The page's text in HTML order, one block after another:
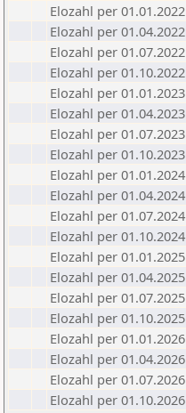
Elozahl per 01.01.2022
Elozahl per 01.04.2022
Elozahl per 01.07.2022
Elozahl per 01.10.2022
Elozahl per 01.01.2023
Elozahl per 01.04.2023
Elozahl per 01.07.2023
Elozahl per 01.10.2023
Elozahl per 01.01.2024
Elozahl per 01.04.2024
Elozahl per 01.07.2024
Elozahl per 01.10.2024
Elozahl per 01.01.2025
Elozahl per 01.04.2025
Elozahl per 01.07.2025
Elozahl per 01.10.2025
Elozahl per 01.01.2026
Elozahl per 01.04.2026
Elozahl per 01.07.2026
Elozahl per 01.10.2026